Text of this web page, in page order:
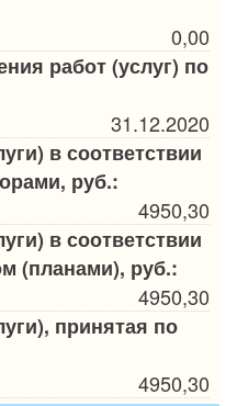
0,00
работ (услуг) по
31.12.2020
в соответствии
руб.:
4950,30
в соответствии
(планами), руб.:
4950,30
принятая по
4950,30